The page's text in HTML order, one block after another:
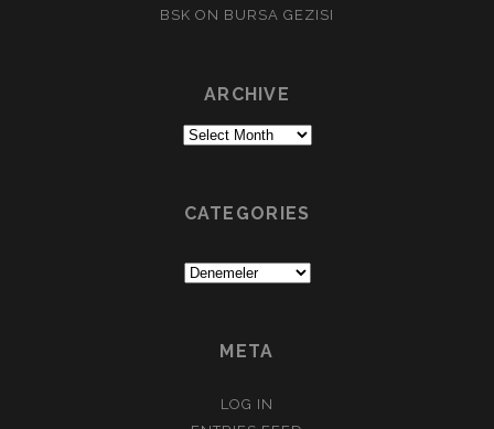
BSK ON BURSA GEZISI
ARCHIVE
Archive
CATEGORIES
META
LOG IN